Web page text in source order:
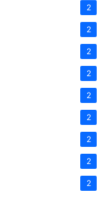
2
2
2
2
2
2
2
2
2